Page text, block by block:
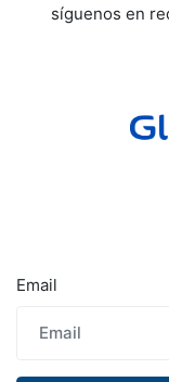
síguenos en
Email